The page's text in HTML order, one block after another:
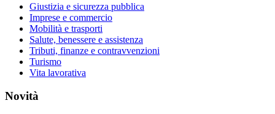
Giustizia e sicurezza pubblica
Imprese e commercio
Mobilità e trasporti
Salute, benessere e assistenza
Tributi, finanze e contravvenzioni
Turismo
Vita lavorativa
Novità